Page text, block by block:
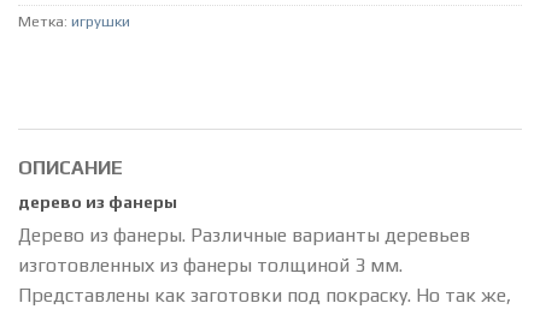
Метка: игрушки
ОПИСАНИЕ
дерево из фанеры
Дерево из фанеры. Различные варианты деревьев
изготовленных из фанеры толщиной 3 мм.
Представлены как заготовки под покраску. Но так же,